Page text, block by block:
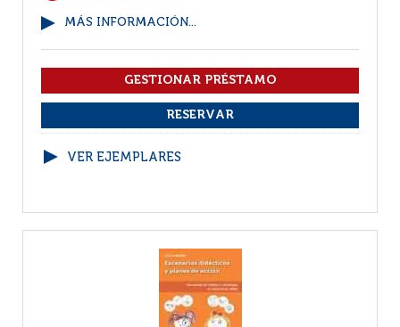
MÁS INFORMACIÓN...
VER EJEMPLARES